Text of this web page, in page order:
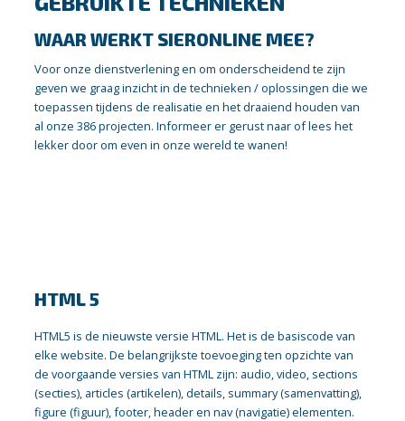
WAAR WERKT SIERONLINE MEE?
Voor onze dienstverlening en om onderscheidend te zijn
geven we graag inzicht in de technieken / oplossingen die we
toepassen tijdens de realisatie en het draaiend houden van
al onze 386 projecten. Informeer er gerust naar of lees het
lekker door om even in onze wereld te wanen!
HTML 5
HTML5 is de nieuwste versie HTML. Het is de basiscode van
elke website. De belangrijkste toevoeging ten opzichte van
de voorgaande versies van HTML zijn: audio, video, sections
(secties), articles (artikelen), details, summary (samenvatting),
figure (figuur), footer, header en nav (navigatie) elementen.